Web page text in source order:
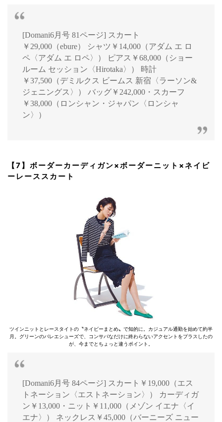
[Domani6月号 81ページ] スカート
￥29,000（ebure） シャツ￥14,000（アダム エ ロ
ペ〈アダム エ ロペ〉） ピアス￥68,000（ショー
ルーム セッション〈Hirotaka〉） 時計
￥37,500（デミルクス ビームス 新宿〈ラーソン&
ジェニングス〉） バッグ￥242,000・スカーフ
￥38,000（ロンシャン・ジャパン〈ロンシャ
ン〉）
【7】ボーダーカーディガン×ボーダーニット×ネイビ
ーレーススカート
ツインニットとレースタイトの〝ネイビーまとめ〟で知的に。カジュアル通勤を始めて約半
月。グリーンのバレエシューズで、コンサバなだけに終わらないアクセントをプラスしたの
が、今までとちょっと違うポイント。
[Domani6月号 84ページ] スカート￥19,000（エス
トネーション〈エストネーション〉） カーディガ
ン￥13,000・ニット￥11,000（メゾン イエナ〈イ
エナ〉） ネックレス￥45,000（バーニーズ ニュー